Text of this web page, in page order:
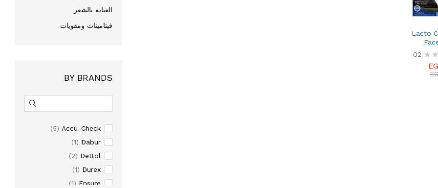
Lacto
02
العناية بالشعر
فيتامينات ومقويات
BY BRANDS
Accu-Check
(5)
Dabur
(1)
Dettol
(2)
Durex
(1)
Ensure
(1)